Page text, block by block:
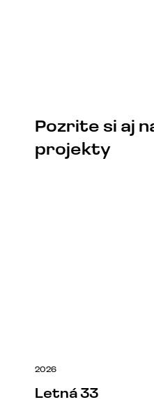
Pozrite si aj
projekty
2026
Letná 33